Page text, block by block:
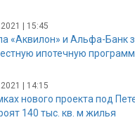
| 15:45
«Аквилон» и Альфа-Банк
ипотечную
| 14:15
нового проекта под
140 тыс. кв. м жилья